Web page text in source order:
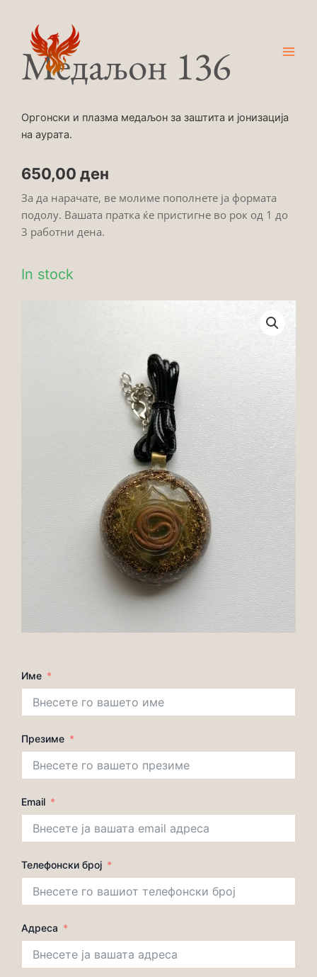
contentМедаљон 136
Оргонски и плазма медаљон за заштита и јонизација
на аурата.
650,00 ден
За да нарачате, ве молиме пополнете ја формата
подолу. Вашата пратка ќе пристигне во рок од 1 до
3 работни дена.
In stock
Име
Презиме
Email
Телефонски број
Адреса